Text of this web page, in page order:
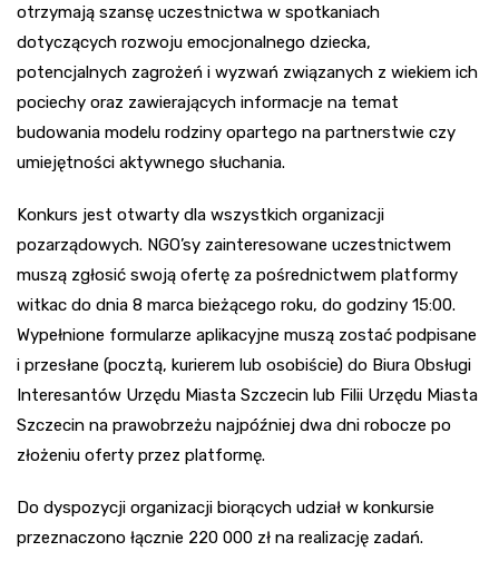
otrzymają szansę uczestnictwa w spotkaniach
dotyczących rozwoju emocjonalnego dziecka,
potencjalnych zagrożeń i wyzwań związanych z wiekiem ich
pociechy oraz zawierających informacje na temat
budowania modelu rodziny opartego na partnerstwie czy
umiejętności aktywnego słuchania.
Konkurs jest otwarty dla wszystkich organizacji
pozarządowych. NGO’sy zainteresowane uczestnictwem
muszą zgłosić swoją ofertę za pośrednictwem platformy
witkac do dnia 8 marca bieżącego roku, do godziny 15:00.
Wypełnione formularze aplikacyjne muszą zostać podpisane
i przesłane (pocztą, kurierem lub osobiście) do Biura Obsługi
Interesantów Urzędu Miasta Szczecin lub Filii Urzędu Miasta
Szczecin na prawobrzeżu najpóźniej dwa dni robocze po
złożeniu oferty przez platformę.
Do dyspozycji organizacji biorących udział w konkursie
przeznaczono łącznie 220 000 zł na realizację zadań.